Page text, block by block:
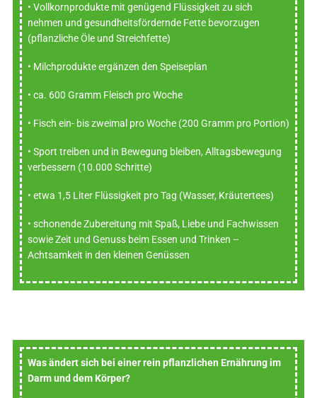
• Vollkornprodukte mit genügend Flüssigkeit zu sich
nehmen und gesundheitsfördernde Fette bevorzugen
(pflanzliche Öle und Streichfette)
• Milchprodukte ergänzen den Speiseplan
• ca. 600 Gramm Fleisch pro Woche
• Fisch ein- bis zweimal pro Woche (200 Gramm pro Portion)
• Sport treiben und in Bewegung bleiben, Alltagsbewegung
verbessern (10.000 Schritte)
• etwa 1,5 Liter Flüssigkeit pro Tag (Wasser, Kräutertees)
• schonende Zubereitung mit Spaß, Liebe und Fachwissen
sowie Zeit und Genuss beim Essen und Trinken –
Achtsamkeit in den kleinen Genüssen
Was ändert sich bei einer rein pflanzlichen Ernährung im
Darm und dem Körper?